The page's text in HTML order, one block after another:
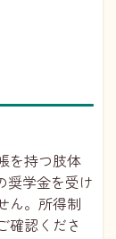
を持つ肢体
奨学金を受け
ん。所得制
確認くださ